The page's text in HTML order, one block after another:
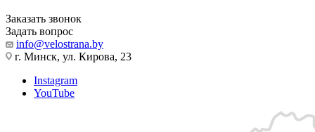
Заказать звонок
Задать вопрос
info@velostrana.by
г. Минск, ул. Кирова, 23
Instagram
YouTube